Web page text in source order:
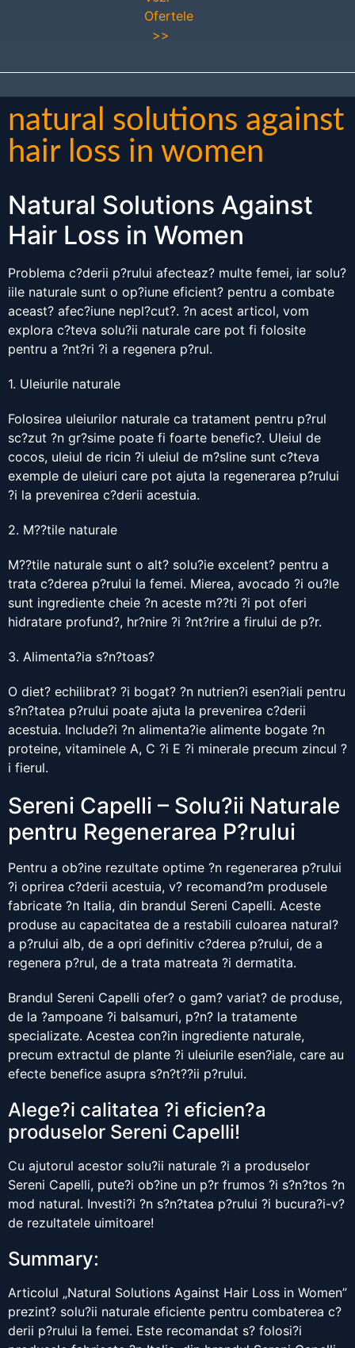
Ofertele
>>
natural solutions against
hair loss in women
Natural Solutions Against
Hair Loss in Women
Problema c?derii p?rului afecteaz? multe femei, iar solu?
iile naturale sunt o op?iune eficient? pentru a combate
aceast? afec?iune nepl?cut?. ?n acest articol, vom
explora c?teva solu?ii naturale care pot fi folosite
pentru a ?nt?ri ?i a regenera p?rul.
1. Uleiurile naturale
Folosirea uleiurilor naturale ca tratament pentru p?rul
sc?zut ?n gr?sime poate fi foarte benefic?. Uleiul de
cocos, uleiul de ricin ?i uleiul de m?sline sunt c?teva
exemple de uleiuri care pot ajuta la regenerarea p?rului
?i la prevenirea c?derii acestuia.
2. M??tile naturale
M??tile naturale sunt o alt? solu?ie excelent? pentru a
trata c?derea p?rului la femei. Mierea, avocado ?i ou?le
sunt ingrediente cheie ?n aceste m??ti ?i pot oferi
hidratare profund?, hr?nire ?i ?nt?rire a firului de p?r.
3. Alimenta?ia s?n?toas?
O diet? echilibrat? ?i bogat? ?n nutrien?i esen?iali pentru
s?n?tatea p?rului poate ajuta la prevenirea c?derii
acestuia. Include?i ?n alimenta?ie alimente bogate ?n
proteine, vitaminele A, C ?i E ?i minerale precum zincul ?
i fierul.
Sereni Capelli – Solu?ii Naturale
pentru Regenerarea P?rului
Pentru a ob?ine rezultate optime ?n regenerarea p?rului
?i oprirea c?derii acestuia, v? recomand?m produsele
fabricate ?n Italia, din brandul Sereni Capelli. Aceste
produse au capacitatea de a restabili culoarea natural?
a p?rului alb, de a opri definitiv c?derea p?rului, de a
regenera p?rul, de a trata matreata ?i dermatita.
Brandul Sereni Capelli ofer? o gam? variat? de produse,
de la ?ampoane ?i balsamuri, p?n? la tratamente
specializate. Acestea con?in ingrediente naturale,
precum extractul de plante ?i uleiurile esen?iale, care au
efecte benefice asupra s?n?t??ii p?rului.
Alege?i calitatea ?i eficien?a
produselor Sereni Capelli!
Cu ajutorul acestor solu?ii naturale ?i a produselor
Sereni Capelli, pute?i ob?ine un p?r frumos ?i s?n?tos ?n
mod natural. Investi?i ?n s?n?tatea p?rului ?i bucura?i-v?
de rezultatele uimitoare!
Summary:
Articolul „Natural Solutions Against Hair Loss in Women”
prezint? solu?ii naturale eficiente pentru combaterea c?
derii p?rului la femei. Este recomandat s? folosi?i